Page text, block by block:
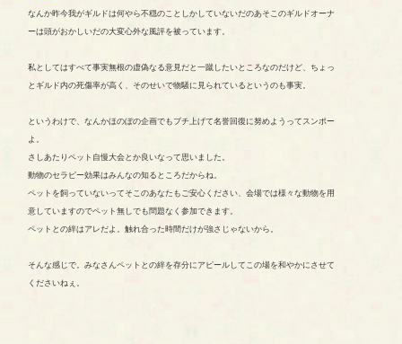
なんか昨今我がギルドは何やら不穏のことしかしていないだのあそこのギルドオーナ
ーは頭がおかしいだの大変心外な風評を被っています。
私としてはすべて事実無根の虚偽なる意見だと一蹴したいところなのだけど、ちょっ
とギルド内の死傷率が高く、そのせいで物騒に見られているというのも事実。
というわけで、なんかほのぼの企画でもブチ上げて名誉回復に努めようってスンポー
よ。
さしあたりペット自慢大会とか良いなって思いました。
動物のセラピー効果はみんなの知るところだからね。
ペットを飼っていないってそこのあなたもご安心ください、会場では様々な動物を用
意していますのでペット無しでも問題なく参加できます。
ペットとの絆はアレだよ。触れ合った時間だけが強さじゃないから。
そんな感じで。みなさんペットとの絆を存分にアピールしてこの場を和やかにさせて
くださいねぇ。